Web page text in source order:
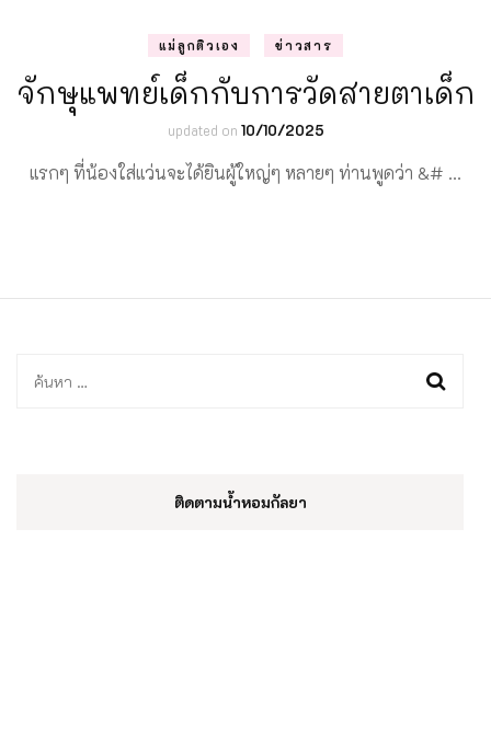
แม่ลูกติวเอง ข่าวสาร
จักษุแพทย์เด็กกับการวัดสายตาเด็ก
updated on 10/10/2025
แรกๆ ที่น้องใส่แว่นจะได้ยินผู้ใหญ่ๆ หลายๆ ท่านพูดว่า &# …
ค้นหา
ติดตามน้ำหอมกัลยา